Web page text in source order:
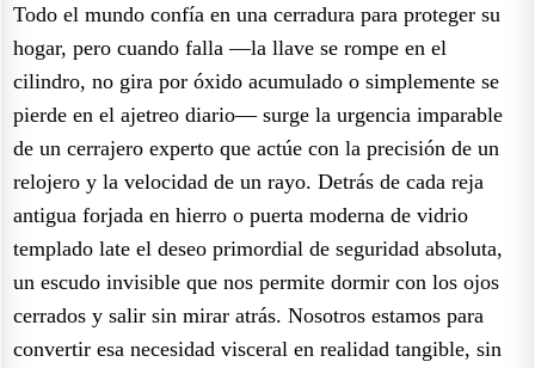
Todo el mundo confía en una cerradura para proteger su
hogar, pero cuando falla —la llave se rompe en el
cilindro, no gira por óxido acumulado o simplemente se
pierde en el ajetreo diario— surge la urgencia imparable
de un cerrajero experto que actúe con la precisión de un
relojero y la velocidad de un rayo. Detrás de cada reja
antigua forjada en hierro o puerta moderna de vidrio
templado late el deseo primordial de seguridad absoluta,
un escudo invisible que nos permite dormir con los ojos
cerrados y salir sin mirar atrás. Nosotros estamos para
convertir esa necesidad visceral en realidad tangible, sin